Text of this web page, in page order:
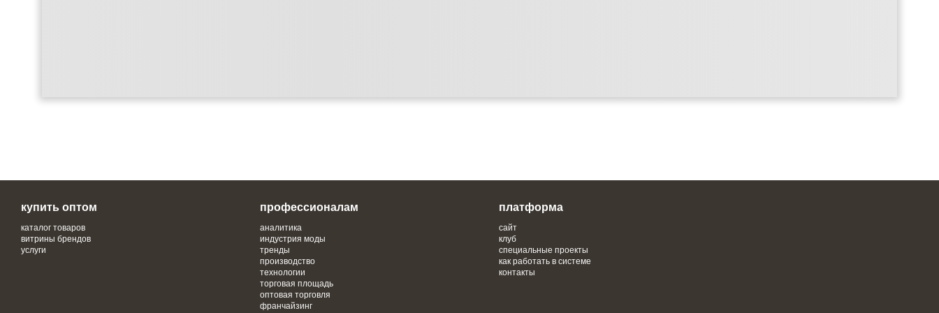
купить оптом
каталог товаров
витрины брендов
услуги
профессионалам
аналитика
индустрия моды
тренды
производство
технологии
торговая площадь
оптовая торговля
франчайзинг
платформа
сайт
клуб
специальные проекты
как работать в системе
контакты